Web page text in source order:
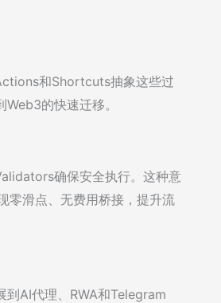
和Shortcuts抽象这些过
的快速迁移。
确保安全执行。这种意
零滑点、无费用桥接，提升流
AI代理、RWA和Telegram